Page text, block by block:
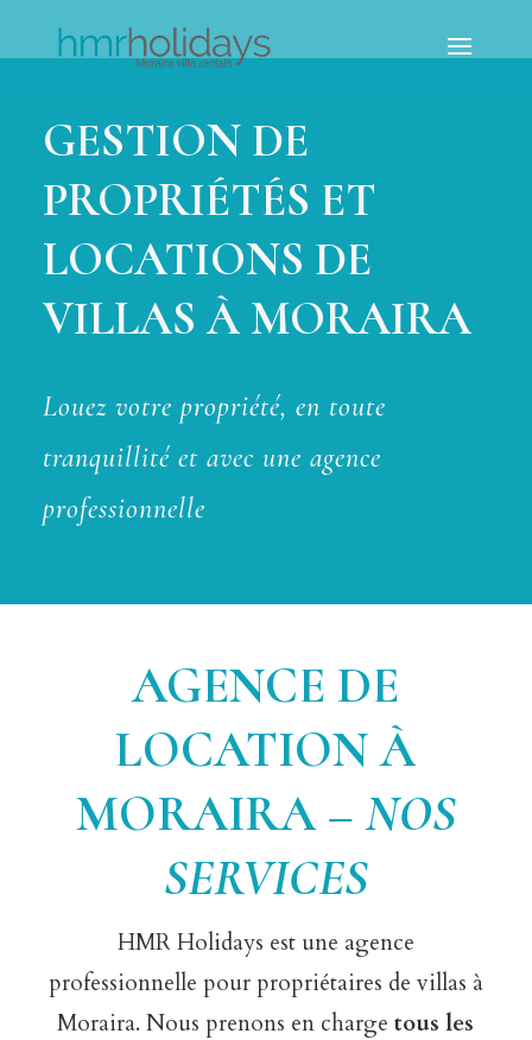
GESTION DE
PROPRIÉTÉS ET
LOCATIONS DE
VILLAS À MORAIRA
Louez votre propriété, en toute
tranquillité et avec une agence
professionnelle
AGENCE DE
LOCATION À
MORAIRA –NOS
SERVICES
HMR Holidays est une agence
professionnelle pour propriétaires de villas à
Moraira. Nous prenons en chargetous les